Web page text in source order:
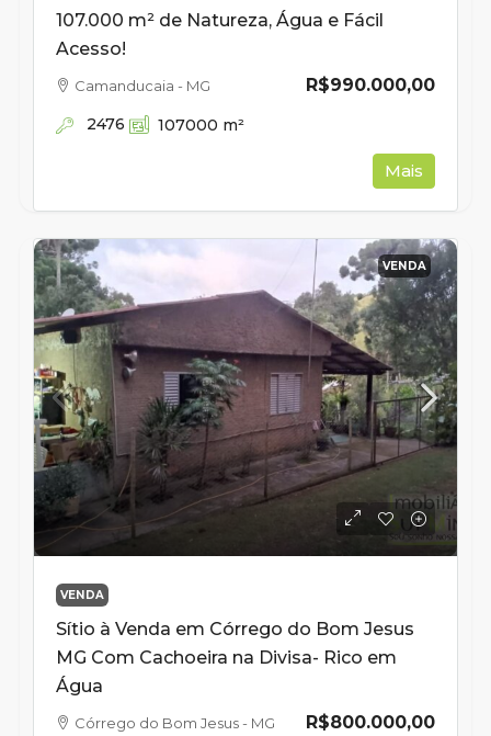
107.000 m² de Natureza, Água e Fácil
Acesso!
R$990.000,00
Camanducaia - MG
2476 107000 m²
Mais
VENDA
VENDA
Sítio à Venda em Córrego do Bom Jesus
MG Com Cachoeira na Divisa- Rico em
Água
R$800.000,00
Córrego do Bom Jesus - MG